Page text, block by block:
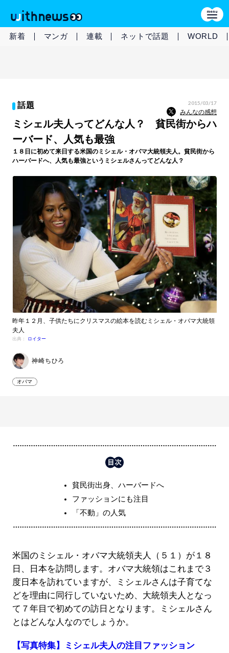
新着 マンガ 連載 ネットで話題 WORLD
話題 2015/03/17
みんなの感想
ミシェル夫人ってどんな人？ 貧民街からハ
ーバード、人気も最強
１８日に初めて来日する米国のミシェル・オバマ大統領夫人。貧民街から
ハーバードへ、人気も最強というミシェルさんってどんな人？
昨年１２月、子供たちにクリスマスの絵本を読むミシェル・オバマ大統領
夫人
出典： ロイター
神崎ちひろ
オバマ
貧民街出身、ハーバードへ
ファッションにも注目
「不動」の人気
米国のミシェル・オバマ大統領夫人（５１）が１８
日、日本を訪問します。オバマ大統領はこれまで３
度日本を訪れていますが、ミシェルさんは子育てな
どを理由に同行していないため、大統領夫人となっ
て７年目で初めての訪日となります。ミシェルさん
とはどんな人なのでしょうか。
【写真特集】ミシェル夫人の注目ファッション